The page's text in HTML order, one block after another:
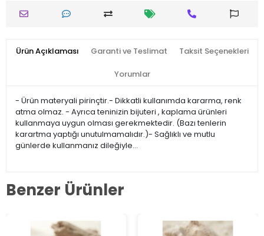
Ürün Açıklaması Garanti ve Teslimat Taksit Seçenekleri
Yorumlar
- Ürün materyali pirinçtir.- Dikkatli kullanımda kararma, renk
atma olmaz. - Ayrıca teninizin bijuteri , kaplama ürünleri
kullanmaya uygun olması gerekmektedir. (Bazı tenlerin
karartma yaptığı unutulmamalıdır.)- Sağlıklı ve mutlu
günlerde kullanmanız dileğiyle…
Benzer Ürünler